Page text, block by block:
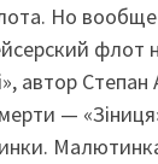
Но
флот
автор Степан
—